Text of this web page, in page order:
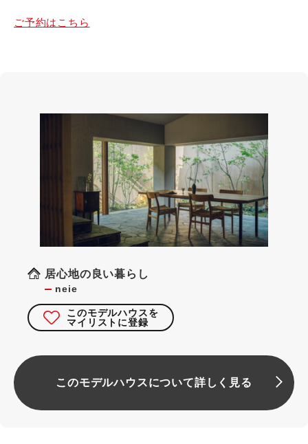
ご予約はこちら
居心地の良い暮らし
neie
このモデルハウスを
マイリストに登録
このモデルハウスについて詳しく見る